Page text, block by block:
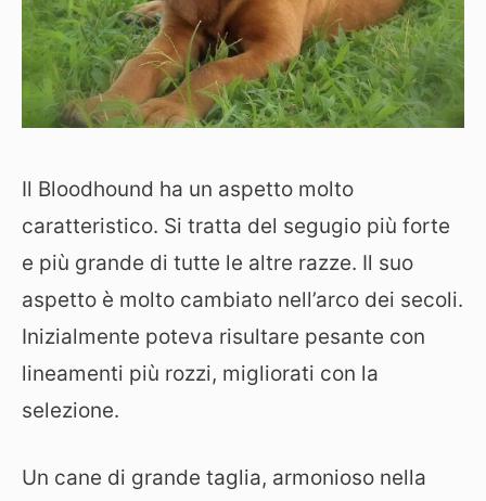
Il Bloodhound ha un aspetto molto
caratteristico. Si tratta del segugio più forte
e più grande di tutte le altre razze. Il suo
aspetto è molto cambiato nell’arco dei secoli.
Inizialmente poteva risultare pesante con
lineamenti più rozzi, migliorati con la
selezione.
Un cane di grande taglia, armonioso nella